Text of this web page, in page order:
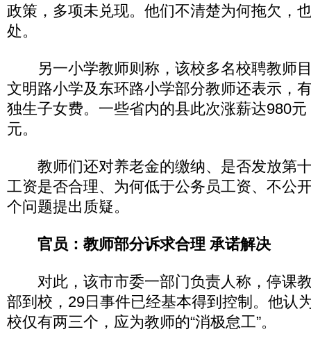
政策，多项未兑现。他们不清楚为何拖欠，
处。
另一小学教师则称，该校多名校聘教师
文明路小学及东环路小学部分教师还表示，
独生子女费。一些省内的县此次涨薪达980
元。
教师们还对养老金的缴纳、是否发放第
工资是否合理、为何低于公务员工资、不公
个问题提出质疑。
官员：教师部分诉求合理 承诺解决
对此，该市市委一部门负责人称，停课
部到校，29日事件已经基本得到控制。他认
校仅有两三个，应为教师的“消极怠工”。